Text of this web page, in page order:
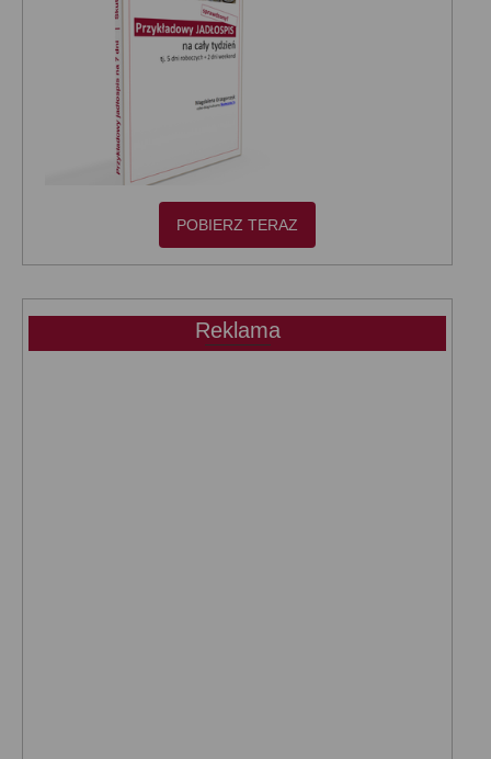
POBIERZ TERAZ
Reklama